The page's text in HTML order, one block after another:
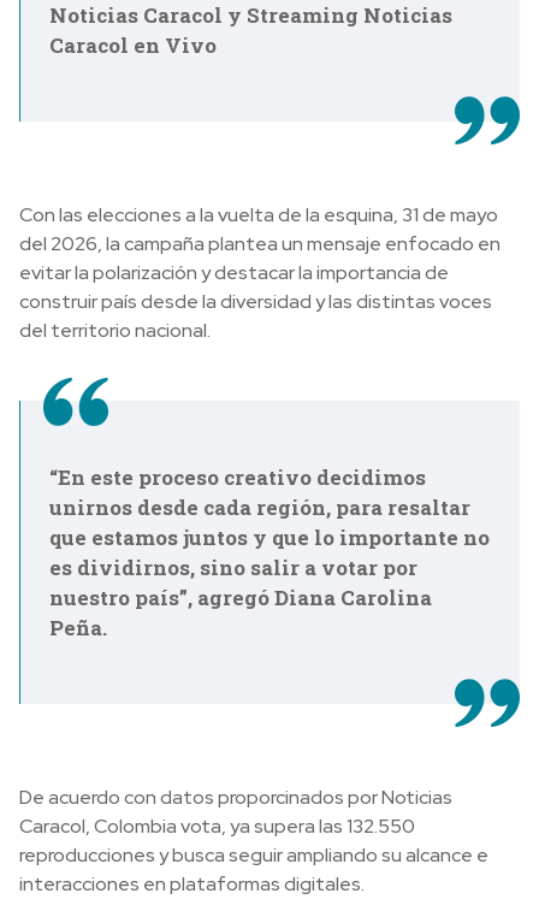
Noticias Caracol y Streaming Noticias
Caracol en Vivo
Con las elecciones a la vuelta de la esquina, 31 de mayo
del 2026, la campaña plantea un mensaje enfocado en
evitar la polarización y destacar la importancia de
construir país desde la diversidad y las distintas voces
del territorio nacional.
“En este proceso creativo decidimos
unirnos desde cada región, para resaltar
que estamos juntos y que lo importante no
es dividirnos, sino salir a votar por
nuestro país”, agregó Diana Carolina
Peña.
De acuerdo con datos proporcinados por Noticias
Caracol, Colombia vota, ya supera las 132.550
reproducciones y busca seguir ampliando su alcance e
interacciones en plataformas digitales.